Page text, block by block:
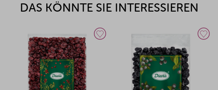
DAS KÖNNTE SIE INTERESSIEREN